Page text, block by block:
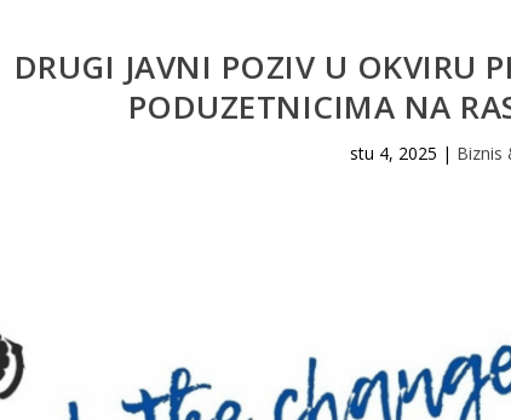
DRUGI JAVNI POZIV U OKVIRU
PODUZETNICIMA NA
stu 4, 2025 | Biznis